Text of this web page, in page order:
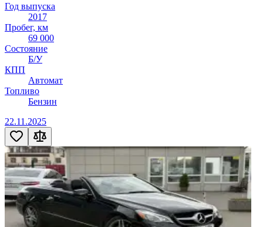
Год выпуска
2017
Пробег, км
69 000
Состояние
Б/У
КПП
Автомат
Топливо
Бензин
22.11.2025